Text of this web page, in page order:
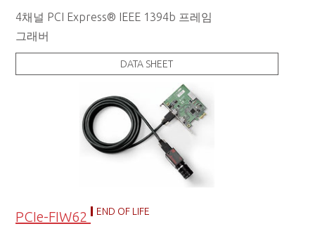
4채널 PCI Express® IEEE 1394b 프레임
그래버
DATA SHEET
PCIe-FIW62 END OF LIFE